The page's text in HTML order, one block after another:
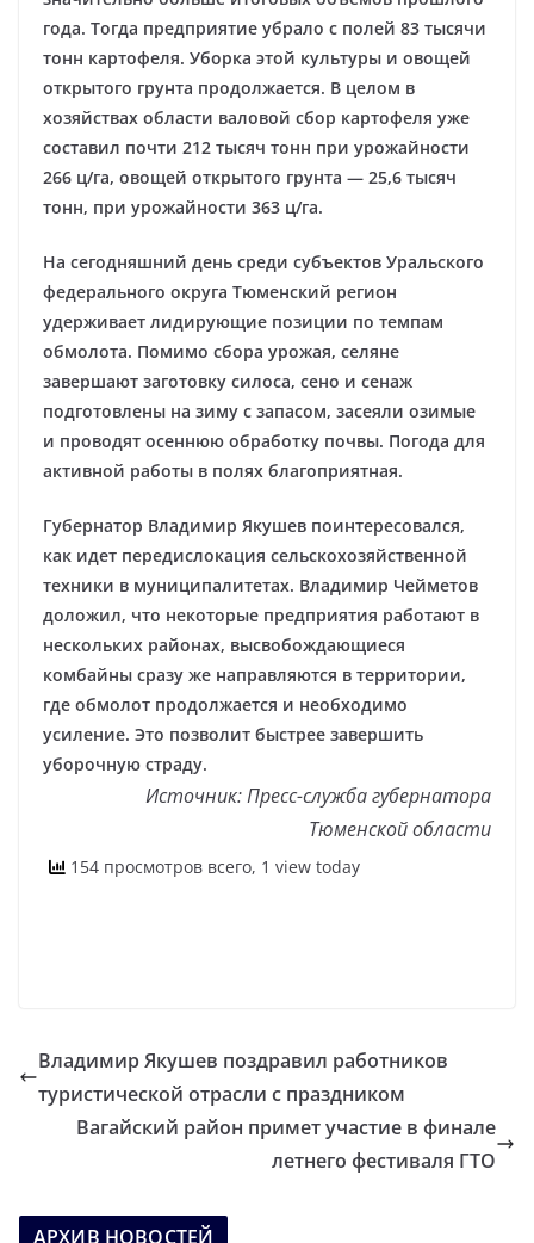
года. Тогда предприятие убрало с полей 83 тысячи
тонн картофеля. Уборка этой культуры и овощей
открытого грунта продолжается. В целом в
хозяйствах области валовой сбор картофеля уже
составил почти 212 тысяч тонн при урожайности
266 ц/га, овощей открытого грунта — 25,6 тысяч
тонн, при урожайности 363 ц/га.
На сегодняшний день среди субъектов Уральского
федерального округа Тюменский регион
удерживает лидирующие позиции по темпам
обмолота. Помимо сбора урожая, селяне
завершают заготовку силоса, сено и сенаж
подготовлены на зиму с запасом, засеяли озимые
и проводят осеннюю обработку почвы. Погода для
активной работы в полях благоприятная.
Губернатор Владимир Якушев поинтересовался,
как идет передислокация сельскохозяйственной
техники в муниципалитетах. Владимир Чейметов
доложил, что некоторые предприятия работают в
нескольких районах, высвобождающиеся
комбайны сразу же направляются в территории,
где обмолот продолжается и необходимо
усиление. Это позволит быстрее завершить
уборочную страду.
Источник: Пресс-служба губернатора
Тюменской области
154 просмотров всего, 1 view today
Владимир Якушев поздравил работников
туристической отрасли с праздником
Вагайский район примет участие в финале
летнего фестиваля ГТО
АРХИВ НОВОСТЕЙ